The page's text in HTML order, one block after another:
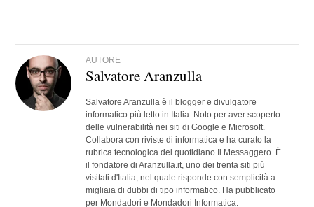
AUTORE
Salvatore Aranzulla
Salvatore Aranzulla è il blogger e divulgatore
informatico più letto in Italia. Noto per aver scoperto
delle vulnerabilità nei siti di Google e Microsoft.
Collabora con riviste di informatica e ha curato la
rubrica tecnologica del quotidiano Il Messaggero. È
il fondatore di Aranzulla.it, uno dei trenta siti più
visitati d'Italia, nel quale risponde con semplicità a
migliaia di dubbi di tipo informatico. Ha pubblicato
per Mondadori e Mondadori Informatica.